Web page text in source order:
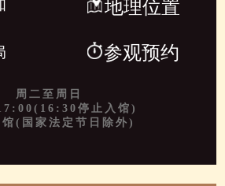
地理位置
参观预约
周二至周日
停止入馆)
馆(国家法定节日除外)